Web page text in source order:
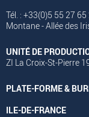
Tél. : +33(0)5 55 27
Montane - Allée des
UNITÉ DE
ZI La Croix-St-Pierre
PLATE-FORME &
ILE-DE-FRANCE